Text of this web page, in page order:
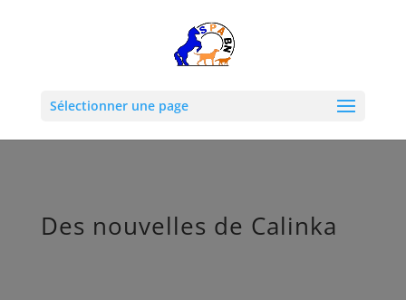
Sélectionner une page
Des nouvelles de Calinka